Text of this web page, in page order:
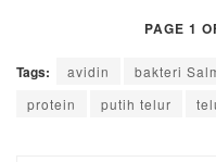
PAGE 1
Tags: avidin bakteri
protein
putih telur